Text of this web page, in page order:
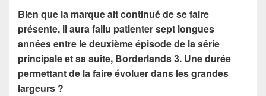
Bien que la marque ait continué de se faire
présente, il aura fallu patienter sept longues
années entre le deuxième épisode de la série
principale et sa suite, Borderlands 3. Une durée
permettant de la faire évoluer dans les grandes
largeurs ?